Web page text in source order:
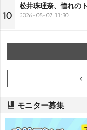
10
松井珠理奈、憧れの
2026-08-07 11:30
モニター募集